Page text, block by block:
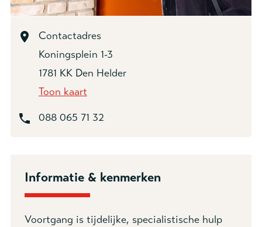
Contactadres
Koningsplein 1-3
1781 KK Den Helder
Toon kaart
088 065 71 32
Informatie & kenmerken
Voortgang is tijdelijke, specialistische hulp